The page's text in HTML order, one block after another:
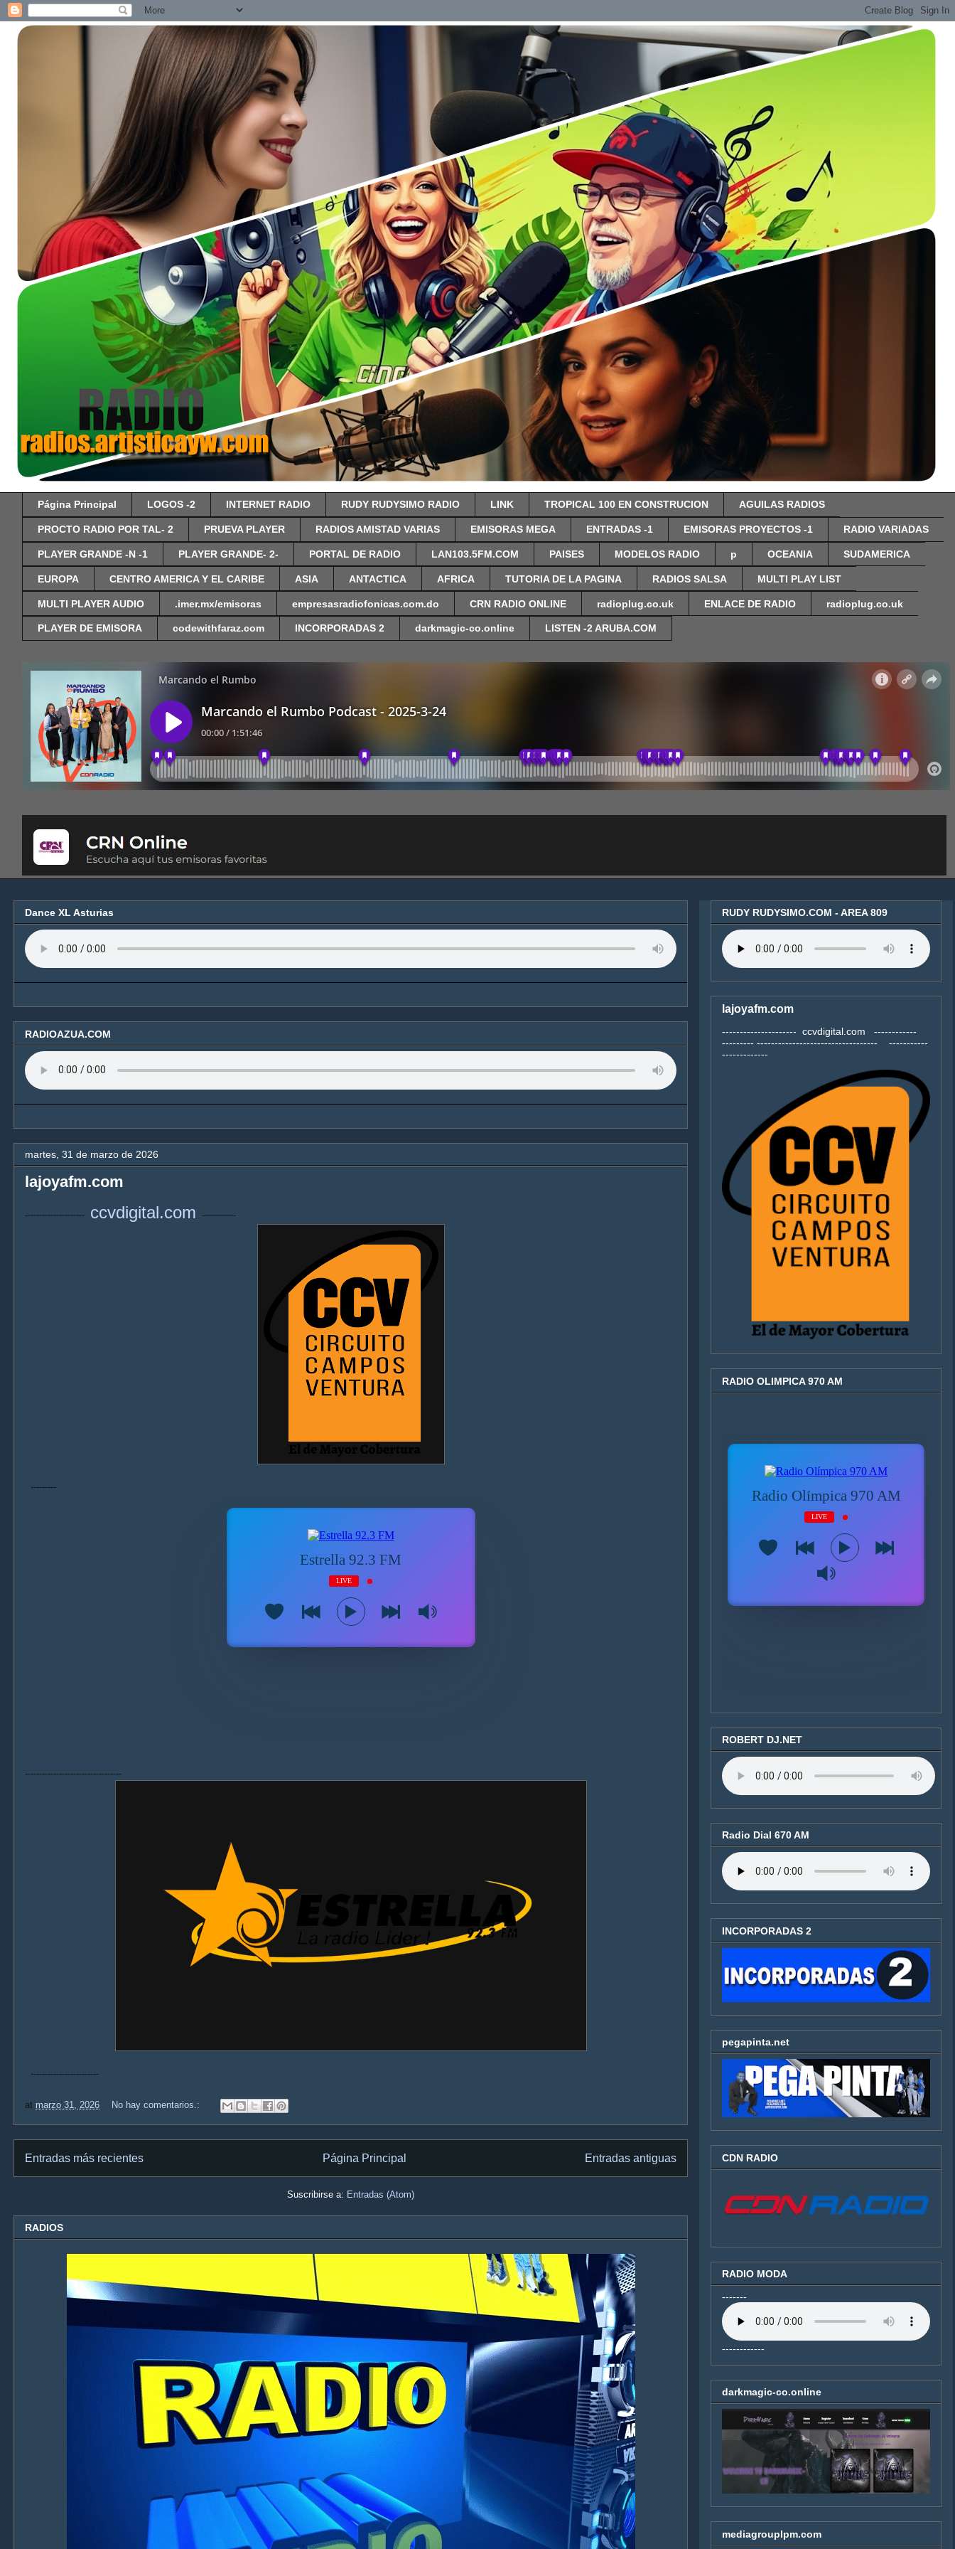
Página Principal LOGOS -2 INTERNET RADIO RUDY RUDYSIMO RADIO LINK TROPICAL 100 EN CONSTRUCION AGUILAS RADIOS
PROCTO RADIO POR TAL- 2 PRUEVA PLAYER RADIOS AMISTAD VARIAS EMISORAS MEGA ENTRADAS -1 EMISORAS PROYECTOS -1 RADIO VARIADAS
PLAYER GRANDE -N -1 PLAYER GRANDE- 2- PORTAL DE RADIO LAN103.5FM.COM PAISES MODELOS RADIO p OCEANIA SUDAMERICA
EUROPA CENTRO AMERICA Y EL CARIBE ASIA ANTACTICA AFRICA TUTORIA DE LA PAGINA RADIOS SALSA MULTI PLAY LIST
MULTI PLAYER AUDIO .imer.mx/emisoras empresasradiofonicas.com.do CRN RADIO ONLINE radioplug.co.uk ENLACE DE RADIO radioplug.co.uk
PLAYER DE EMISORA codewithfaraz.com INCORPORADAS 2 darkmagic-co.online LISTEN -2 ARUBA.COM
Dance XL Asturias
RADIOAZUA.COM
martes, 31 de marzo de 2026
lajoyafm.com
--------------------- ccvdigital.com ------------
---------
----------------------------------
------------------------
at marzo 31, 2026 No hay comentarios.:
Entradas más recientes Entradas antiguas
Página Principal
Suscribirse a: Entradas (Atom)
RADIOS
RUDY RUDYSIMO.COM - AREA 809
lajoyafm.com
--------------------- ccvdigital.com ------------
--------- ---------------------------------- -----------
-------------
RADIO OLIMPICA 970 AM
ROBERT DJ.NET
Radio Dial 670 AM
INCORPORADAS 2
pegapinta.net
CDN RADIO
RADIO MODA
-------
------------
darkmagic-co.online
mediagrouplpm.com